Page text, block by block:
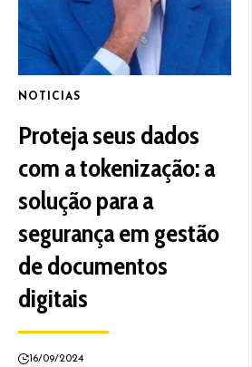
NOTICIAS
Proteja seus dados
com a tokenização: a
solução para a
segurança em gestão
de documentos
digitais
16/09/2024